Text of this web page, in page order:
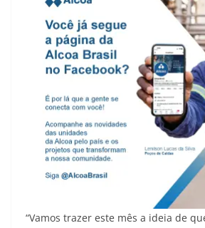
“Vamos trazer este mês a ideia de